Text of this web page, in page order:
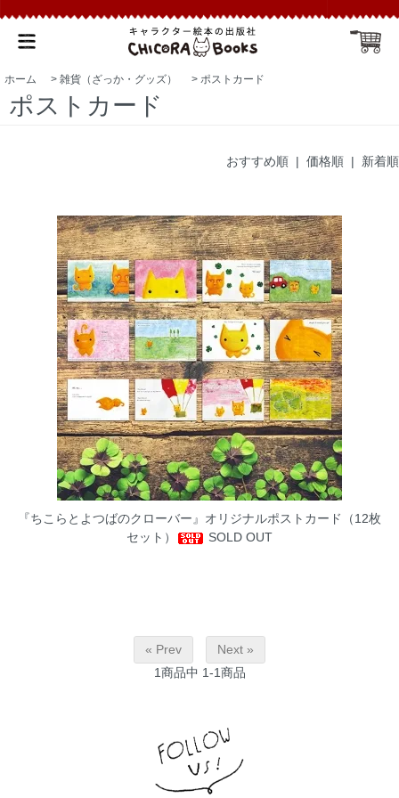
ホーム > 雑貨（ざっか・グッズ） > ポストカード
ポストカード
おすすめ順 | 価格順 | 新着順
『ちこらとよつばのクローバー』オリジナルポストカード（12枚
セット）
SOLD OUT
« Prev
Next »
1商品中 1-1商品